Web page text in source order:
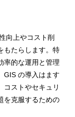
向上やコスト削
もたらします。特
率的な運用と管理
GIS の導入はます
コストやセキュリ
を克服するための